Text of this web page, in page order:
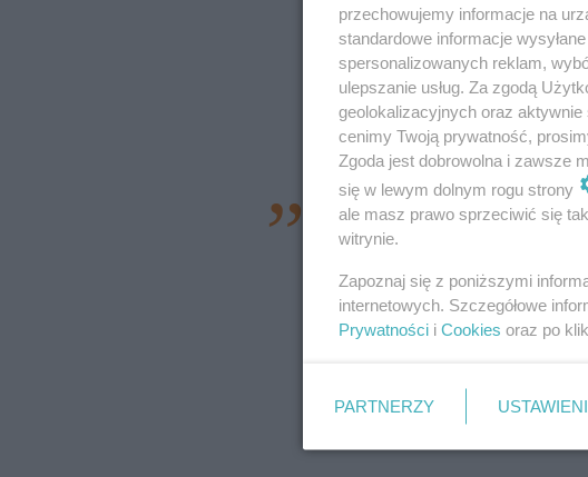
– Propozycja zmian
prawo jazdy kategorii B
zasilanym paliwami
całkowitej powyżej 3 500
alternatywnych – takie
drogowym zaproponował
przechowujemy informacje na
standardowe informacje
spersonalizowanych reklam,
ulepszanie usług. Za zgodą
geolokalizacyjnych oraz
cenimy Twoją prywatność,
Zgoda jest dobrowolna i zawsze
się w lewym dolnym rogu strony
ale masz prawo sprzeciwić się
witrynie.
Zapoznaj się z poniższymi
internetowych. Szczegółowe
Prywatności i Cookies oraz po
PARTNERZY